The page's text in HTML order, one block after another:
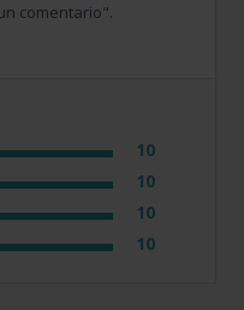
comentario".
10
10
10
10